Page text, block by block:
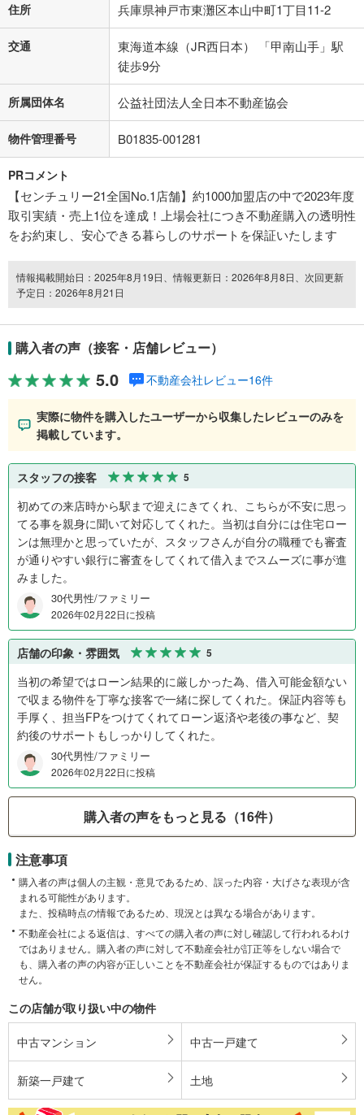
住所 兵庫県神戸市東灘区本山中町1丁目11-2
交通
東海道本線（JR西日本） 「甲南山手」駅
徒歩9分
所属団体名 公益社団法人全日本不動産協会
物件管理番号 B01835-001281
PRコメント
【センチュリー21全国No.1店舗】約1000加盟店の中で2023年度
取引実績・売上1位を達成！上場会社につき不動産購入の透明性
をお約束し、安心できる暮らしのサポートを保証いたします
情報掲載開始日：2025年8月19日、情報更新日：2026年8月8日、次回更新
予定日：2026年8月21日
購入者の声（接客・店舗レビュー）
5.0 不動産会社レビュー16件
実際に物件を購入したユーザーから収集したレビューのみを
掲載しています。
スタッフの接客 5
初めての来店時から駅まで迎えにきてくれ、こちらが不安に思っ
てる事を親身に聞いて対応してくれた。当初は自分には住宅ロー
ンは無理かと思っていたが、スタッフさんが自分の職種でも審査
が通りやすい銀行に審査をしてくれて借入までスムーズに事が進
みました。
30代男性/ファミリー
2026年02月22日に投稿
店舗の印象・雰囲気 5
当初の希望ではローン結果的に厳しかった為、借入可能金額ない
で収まる物件を丁寧な接客で一緒に探してくれた。保証内容等も
手厚く、担当FPをつけてくれてローン返済や老後の事など、契
約後のサポートもしっかりしてくれた。
30代男性/ファミリー
2026年02月22日に投稿
購入者の声をもっと見る（16件）
注意事項
購入者の声は個人の主観・意見であるため、誤った内容・大げさな表現が含
まれる可能性があります。
また、投稿時点の情報であるため、現況とは異なる場合があります。
不動産会社による返信は、すべての購入者の声に対し確認して行われるわけ
ではありません。購入者の声に対して不動産会社が訂正等をしない場合で
も、購入者の声の内容が正しいことを不動産会社が保証するものではありま
せん。
この店舗が取り扱い中の物件
中古マンション 中古一戸建て
新築一戸建て 土地